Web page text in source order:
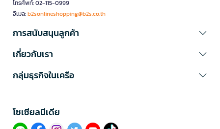
โทรศัพท์: 02-115-0999
อีเมล:b2sonlineshopping@b2s.co.th
การสนับสนุนลูกค้า
เกี่ยวกับเรา
กลุ่มธุรกิจในเครือ
โซเซียลมีเดีย​